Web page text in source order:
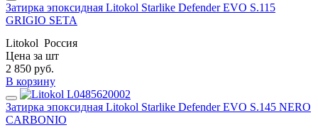
Затирка эпоксидная Litokol Starlike Defender EVO S.115
GRIGIO SETA
Litokol Россия
Цена за шт
2 850 руб.
В корзину
Затирка эпоксидная Litokol Starlike Defender EVO S.145 NERO
CARBONIO